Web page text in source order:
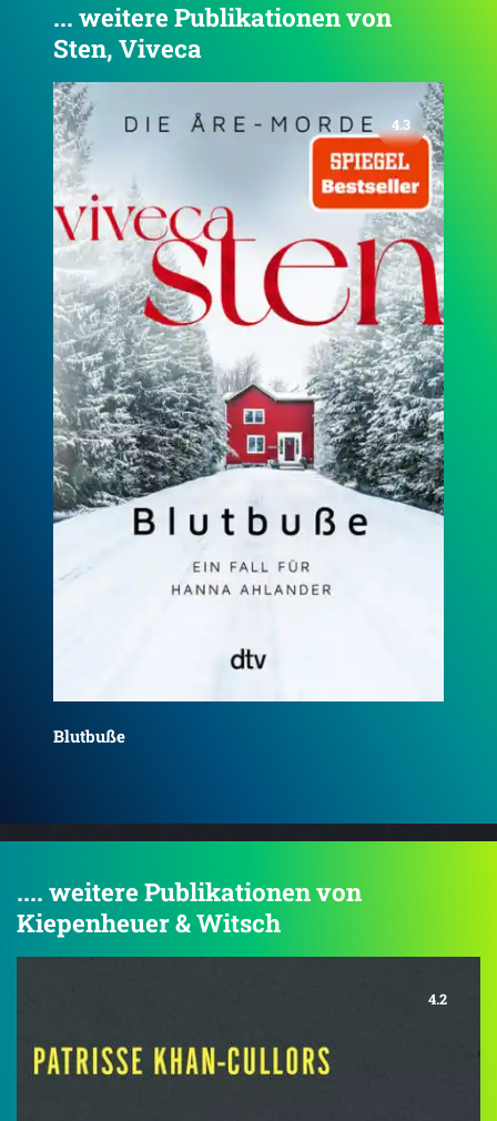
... weitere Publikationen von
Sten, Viveca
4.3
Blutbuße. Ein Fall für Hanna Ahlander
.... weitere Publikationen von
Kiepenheuer & Witsch
4.2